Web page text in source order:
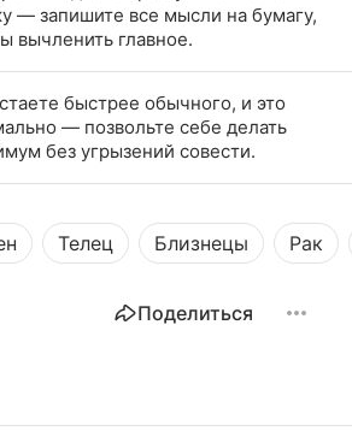
— запишите все мысли на бумагу,
вычленить главное.
быстрее обычного, и это
— позвольте себе делать
без угрызений совести.
Телец Близнецы Рак
Поделиться